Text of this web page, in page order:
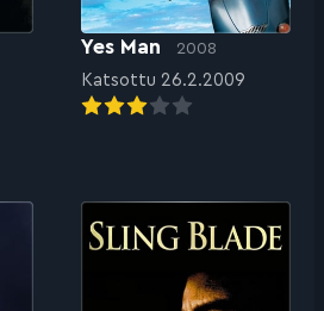
Yes Man 2008
Katsottu 26.2.2009